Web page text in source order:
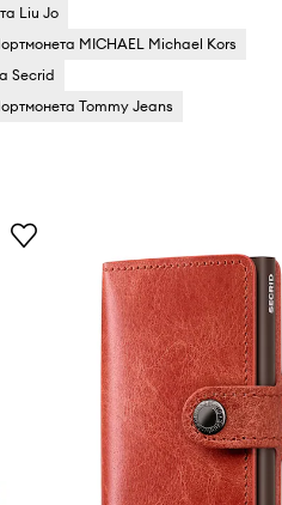
Liu Jo
MICHAEL Michael Kors
Secrid
Tommy Jeans